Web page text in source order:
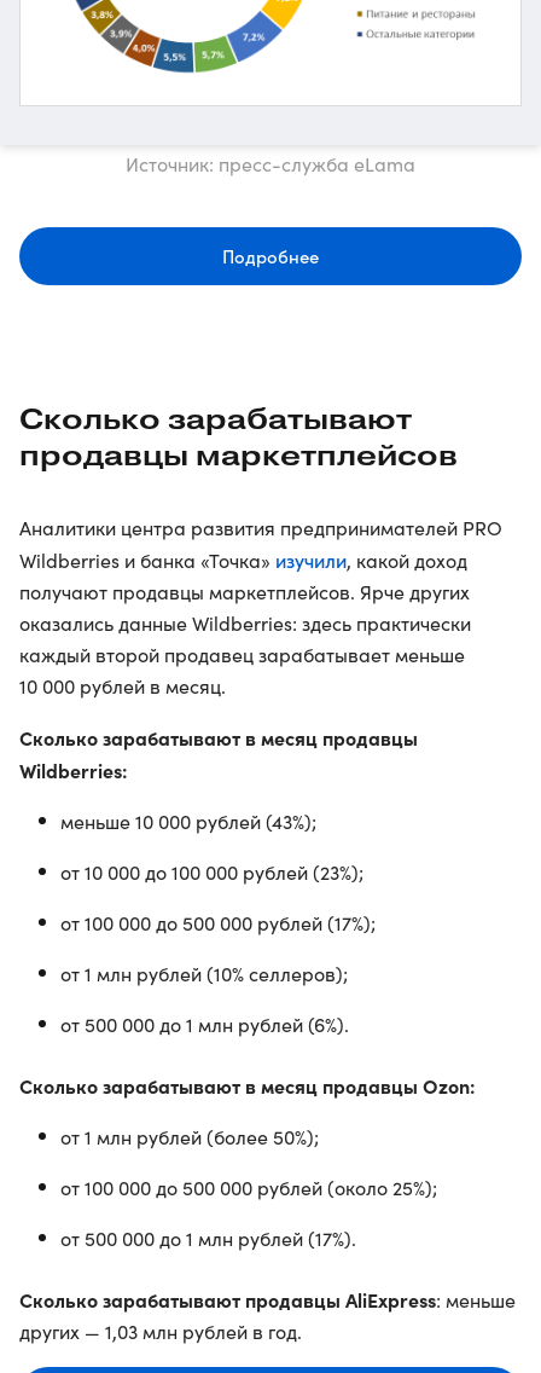
Источник: пресс-служба eLama
Подробнее
Сколько зарабатывают
продавцы маркетплейсов
Аналитики центра развития предпринимателей PRO
Wildberries и банка «Точка» изучили, какой доход
получают продавцы маркетплейсов. Ярче других
оказались данные Wildberries: здесь практически
каждый второй продавец зарабатывает меньше
10 000 рублей в месяц.
Сколько зарабатывают в месяц продавцы
Wildberries:
меньше 10 000 рублей (43%);
от 10 000 до 100 000 рублей (23%);
от 100 000 до 500 000 рублей (17%);
от 1 млн рублей (10% селлеров);
от 500 000 до 1 млн рублей (6%).
Сколько зарабатывают в месяц продавцы Ozon:
от 1 млн рублей (более 50%);
от 100 000 до 500 000 рублей (около 25%);
от 500 000 до 1 млн рублей (17%).
Сколько зарабатывают продавцы AliExpress: меньше
других — 1,03 млн рублей в год.